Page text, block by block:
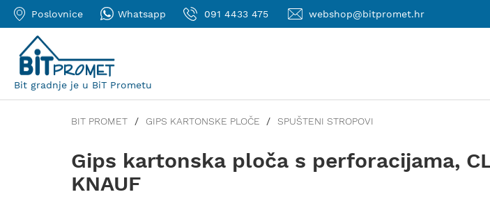
Poslovnice Whatsapp 091 4433 475 webshop@bitpromet.hr
Bit gradnje je u BiT Prometu
BIT PROMET GIPS KARTONSKE PLOČE SPUŠTENI STROPOVI
Gips kartonska ploča s perforacijama,
KNAUF